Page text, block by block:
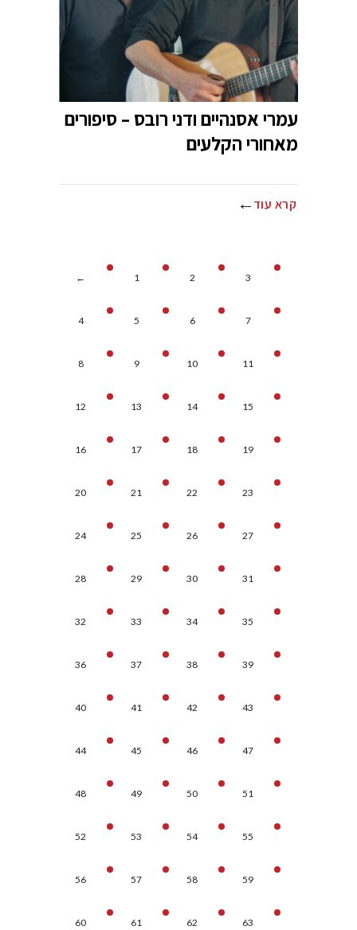
עמרי אסנהיים ודני רובס – סיפורים
מאחורי הקלעים
קרא עוד
← 1 2 3
4 5 6 7
8 9 10 11
12 13 14 15
16 17 18 19
20 21 22 23
24 25 26 27
28 29 30 31
32 33 34 35
36 37 38 39
40 41 42 43
44 45 46 47
48 49 50 51
52 53 54 55
56 57 58 59
60 61 62 63